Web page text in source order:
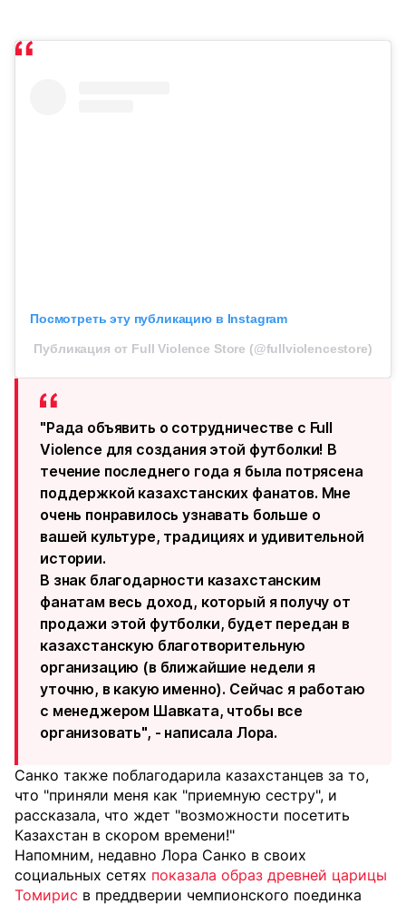
Посмотреть эту публикацию в Instagram
Публикация от Full Violence Store (@fullviolencestore)
"Рада объявить о сотрудничестве с Full
Violence для создания этой футболки! В
течение последнего года я была потрясена
поддержкой казахстанских фанатов. Мне
очень понравилось узнавать больше о
вашей культуре, традициях и удивительной
истории.
В знак благодарности казахстанским
фанатам весь доход, который я получу от
продажи этой футболки, будет передан в
казахстанскую благотворительную
организацию (в ближайшие недели я
уточню, в какую именно). Сейчас я работаю
с менеджером Шавката, чтобы все
организовать", - написала Лора.
Санко также поблагодарила казахстанцев за то,
что "приняли меня как "приемную сестру", и
рассказала, что ждет "возможности посетить
Казахстан в скором времени!"
Напомним, недавно Лора Санко в своих
социальных сетях показала образ древней царицы
Томирис в преддверии чемпионского поединка